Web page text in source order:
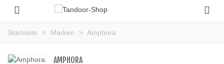
Startseite > Marken > Amphora
AMPHORA